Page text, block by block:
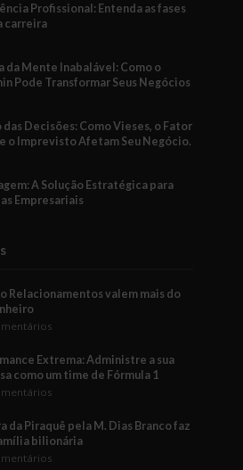
Profissional: Entenda as fases
carreira
da Mente Inabalável: Como o
Pode Transformar Seus Negócios
das Decisões: Como Vieses, o Fator
o Imprevisto Afetam Seu Negócio.
A Solução Estratégica para
Empresariais
Relacionamentos valem mais do
Extrema: Administre a sua
como um time de Fórmula 1
da Piraquê pela M. Dias Branco faz
bilionária